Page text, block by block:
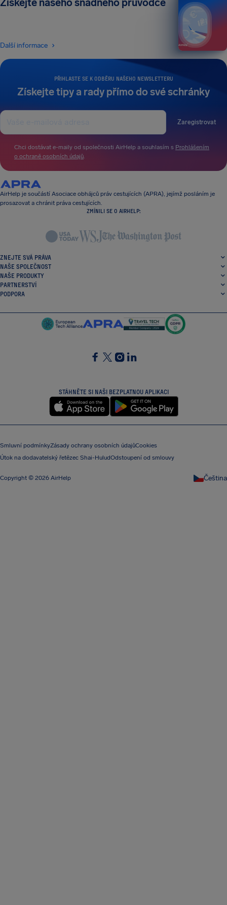
PŘIHLASTE SE K ODBĚRU NAŠEHO NEWSLETTERU
Získejte tipy a rady přímo do své schránky
Zaregistrovat
Chci dostávat e-maily od společnosti AirHelp a souhlasím s Prohlášením
o ochraně osobních údajů.
Získejte našeho snadného průvodce
Další informace
AirHelp je součástí Asociace obhájců práv cestujících (APRA), jejímž posláním je
prosazovat a chránit práva cestujících.
ZMÍNILI SE O AIRHELP:
ZNEJTE SVÁ PRÁVA
NAŠE SPOLEČNOST
NAŠE PRODUKTY
PARTNERSTVÍ
PODPORA
STÁHNĚTE SI NAŠI BEZPLATNOU APLIKACI
Smluvní podmínkyZásady ochrany osobních údajůCookies
Útok na dodavatelský řetězec Shai-HuludOdstoupení od smlouvy
Copyright © 2026 AirHelp Čeština